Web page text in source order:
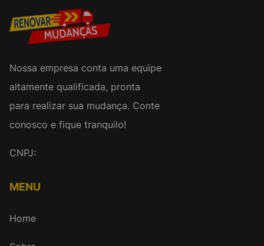
Nossa empresa conta uma equipe
altamente qualificada, pronta
para realizar sua mudança. Conte
conosco e fique tranquilo!
CNPJ:
MENU
Home